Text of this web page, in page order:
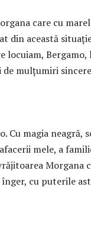
care cu
din această
Bergamo,
de mulțumiri
Cu magia neagră,
mele, a
Morgana
cu puterile